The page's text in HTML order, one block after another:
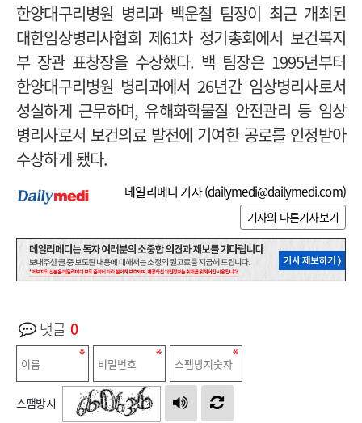
한양대구리병원 병리과 백운철 팀장이 최근 개최된
대한임상병리사협회 제61차 정기총회에서 보건복지
부 장관 표창장을 수상했다. 백 팀장은 1995년부터
한양대구리병원 병리과에서 26년간 임상병리사로서
성실하게 근무하며, 유해화학물질 안전관리 등 임상
병리사로서 보건의료 발전에 기여한 공로를 인정받아
수상하게 됐다.
데일리메디 기자 (dailymedi@dailymedi.com)
기자의 다른기사보기
댓글 0
스팸방지